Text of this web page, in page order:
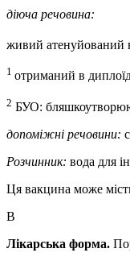
діюча речовина:
живий атенуйований
1 отриманий в
2 БУО:
допоміжні речовини:
Розчинник: вода для
Ця вакцина може
В
Лікарська форма.